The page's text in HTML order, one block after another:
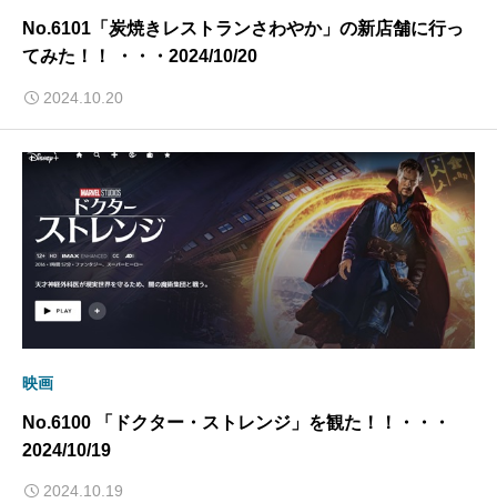
No.6101「炭焼きレストランさわやか」の新店舗に行っ
てみた！！ ・・・2024/10/20
2024.10.20
映画
No.6100 「ドクター・ストレンジ」を観た！！・・・
2024/10/19
2024.10.19